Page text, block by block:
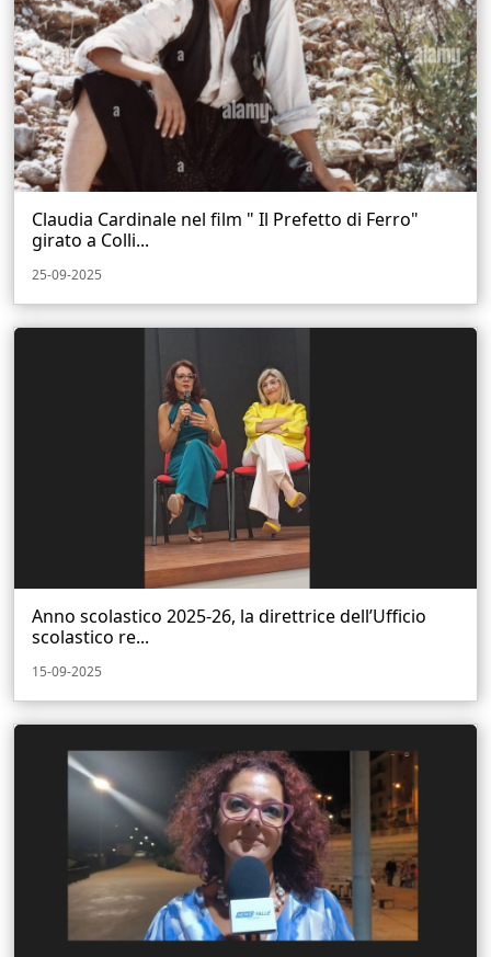
Claudia Cardinale nel film " Il Prefetto di Ferro"
girato a Colli...
25-09-2025
Anno scolastico 2025-26, la direttrice dell’Ufficio
scolastico re...
15-09-2025